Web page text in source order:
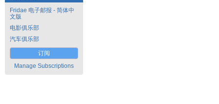
Fridae 电子邮报 - 简体中
文版
电影俱乐部
汽车俱乐部
订阅
Manage Subscriptions